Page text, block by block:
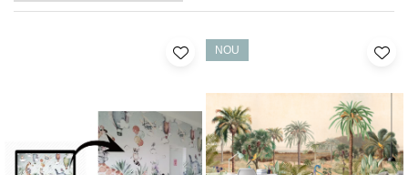
Forme Geometrice
Peisaj
NOU